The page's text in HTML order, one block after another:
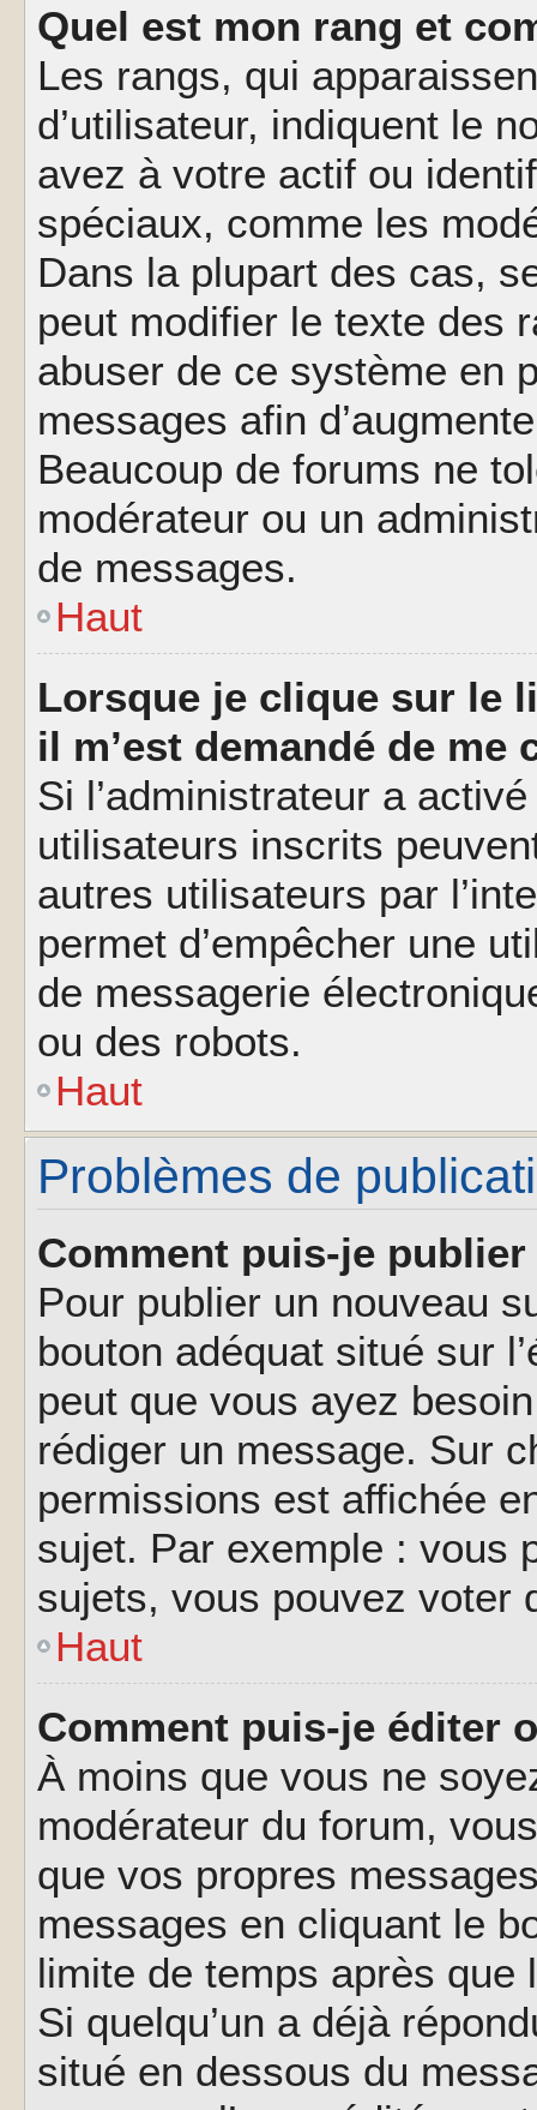
Quel est mon rang et
Les rangs, qui
d’utilisateur, indiquent le
avez à votre actif ou
spéciaux, comme les
Dans la plupart des cas,
peut modifier le texte des
abuser de ce système en
messages afin
Beaucoup de forums ne
modérateur ou un
de messages.
Haut
Lorsque je clique sur le
il m’est demandé de me
Si l’administrateur a
utilisateurs inscrits
autres utilisateurs par
permet d’empêcher une
de messagerie
ou des robots.
Haut
Problèmes de
Comment puis-je
Pour publier un nouveau
bouton adéquat situé sur
peut que vous ayez
rédiger un message. Sur
permissions est affichée
sujet. Par exemple : vous
sujets, vous pouvez voter
Haut
Comment puis-je éditer
À moins que vous ne
modérateur du forum,
que vos propres
messages en cliquant le
limite de temps après
Si quelqu’un a déjà
situé en dessous du